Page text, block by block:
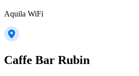
Aquila WiFi
Caffe Bar Rubin